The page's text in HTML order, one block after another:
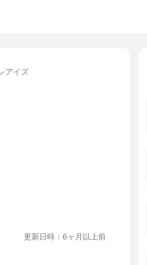
アイズ
更新日時：6ヶ月以上前